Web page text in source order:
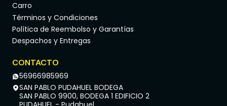
Carro
Términos y Condiciones
Política de Reembolso y Garantías
Despachos y Entregas
CONTACTO
56966985969
SAN PABLO PUDAHUEL BODEGA
SAN PABLO 9900, BODEGA 1 EDIFICIO 2